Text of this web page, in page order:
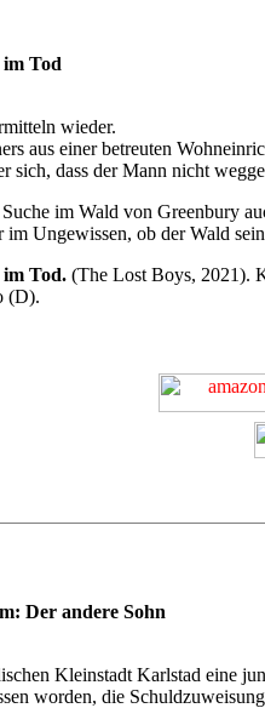
Tod
wieder.
aus einer betreuten
sich, dass der Mann nicht
im Wald von Greenbury
Ungewissen, ob der Wald
Tod. (The Lost Boys, 2021).
(D).
Der andere Sohn
Kleinstadt Karlstad eine
worden, die